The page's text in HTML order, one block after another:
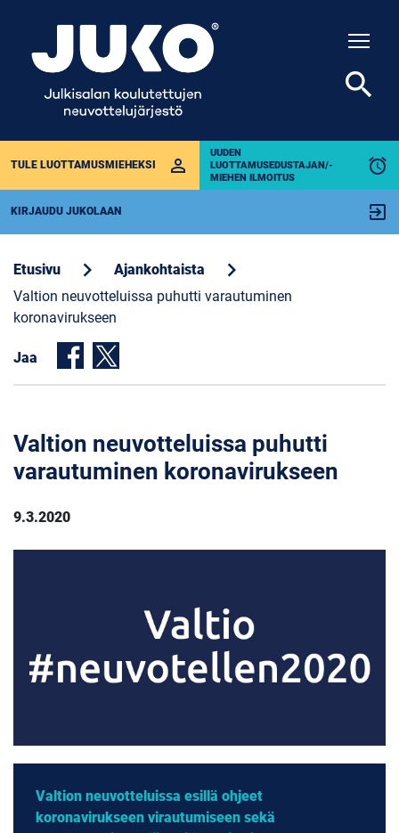
TULE LUOTTAMUSMIEHEKSI perm_identity
UUDEN
LUOTTAMUSEDUSTAJAN/-
MIEHEN ILMOITUS
alarm
KIRJAUDU JUKOLAAN exit_to_app
search
Etusivu chevron_right Ajankohtaista chevron_right
Valtion neuvotteluissa puhutti varautuminen
koronavirukseen
Jaa
Valtion neuvotteluissa puhutti
varautuminen koronavirukseen
9.3.2020
Valtion neuvotteluissa esillä ohjeet
koronavirukseen virautumiseen sekä